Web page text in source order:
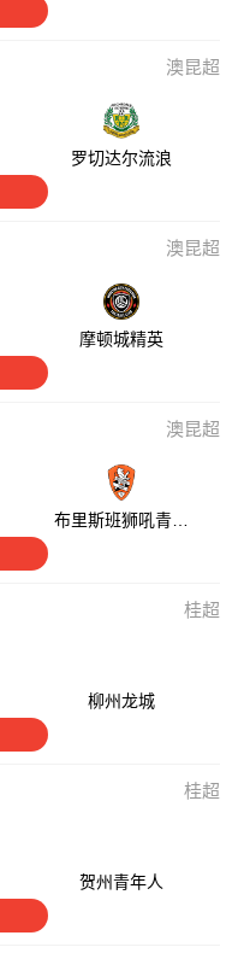
澳昆超
罗切达尔流浪
澳昆超
摩顿城精英
澳昆超
布里斯班狮吼青年
桂超
柳州龙城
桂超
贺州青年人